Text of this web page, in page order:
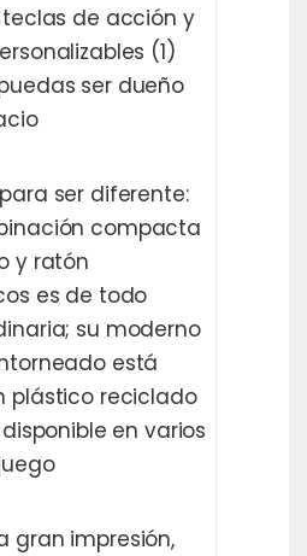
de acción y
(1)
ser dueño
ser diferente:
compacta
y ratón
es de todo
su moderno
está
plástico reciclado
en varios
gran impresión,